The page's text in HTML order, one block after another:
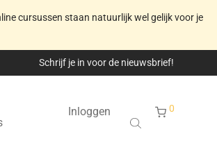
cursussen staan natuurlijk wel gelijk voor je
Schrijf je in voor de nieuwsbrief!
Inloggen 0